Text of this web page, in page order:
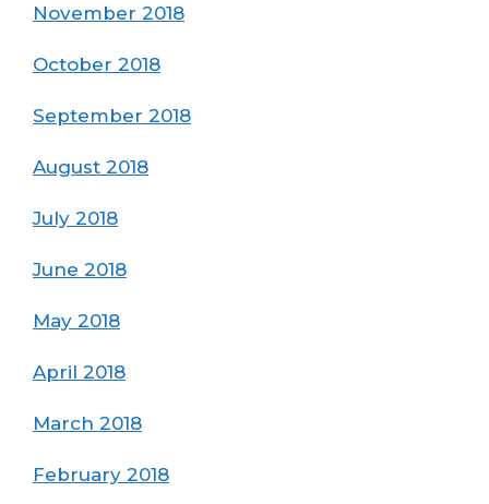
November 2018
October 2018
September 2018
August 2018
July 2018
June 2018
May 2018
April 2018
March 2018
February 2018